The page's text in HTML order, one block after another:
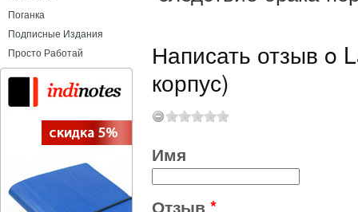
Поганка
Подписные Издания
Просто Работай
Написать отзыв o
корпус)
Имя
Отзыв *